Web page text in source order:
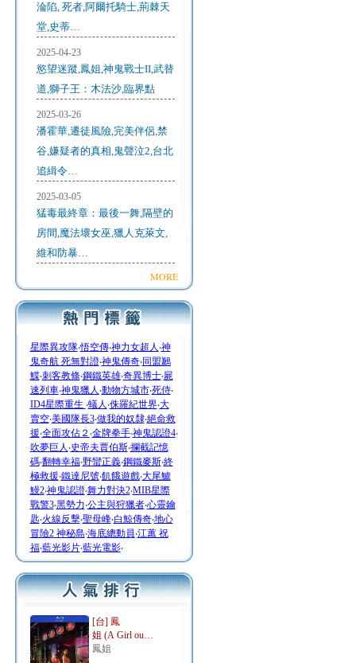
淪陷, 死者,阿爾托騎士,荊棘天
堂,史蒂…
2025-04-23
慾望迷蹤,鳳姐,神鬼戰士II,武替
道,獅子王：木法沙,臨界點
2025-03-26
潘霍華,遷徒風險,完美伴侶,禁
谷,嫌疑者的真相,鬼聲泣2,台北
追緝令…
2025-03-05
猛毒最終章：最後一舞,隔壁的
房間,魔法壞女巫,獵人克萊文,
維和防暴…
MORE
星際異攻隊‧悟空傳‧神力女超人 ‧神
鬼奇航 死無對證‧神鬼傳奇‧同盟鶼
鰈‧刺客教條‧鋼鐵英雄‧奇異博士‧屍
速列車‧神鬼獵人 ‧動物方城市‧死侍‧
ID4星際重生 ‧蟻人 ‧侏羅紀世界‧大
賣空‧美國隊長3‧做我的奴隸‧絕命救
援‧全面攻佔２ ‧金牌拳手‧神鬼認證4‧
吹夢巨人 ‧史帝夫賈伯斯‧攔截記憶
碼‧翻轉幸福‧野蠻正義‧鋼鐵麥斯‧終
極救援‧鐵達尼號‧飢餓遊戲‧大尾鱸
鰻2‧神鬼認證‧舞力對決2‧MIB星際
戰警3‧黑勢力‧公主與狩獵者‧心靈鑰
匙‧火線反擊‧聖母峰‧白鯨傳奇‧地心
冒險2 神秘島‧海底總動員‧江蕙 祝
福‧藍光影片‧藍光電影‧
[台] 鳳
姐 (A Girl ou…
鳳姐